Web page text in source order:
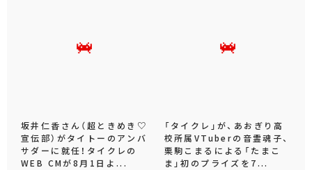
坂井仁香さん（超ときめき♡
宣伝部）がタイトーのアンバ
サダーに就任！タイクレの
WEB CMが8月1日よ...
「タイクレ」が、あおぎり高
校所属VTuberの音霊魂子、
栗駒こまるによる「たまこ
ま」初のプライズを7...